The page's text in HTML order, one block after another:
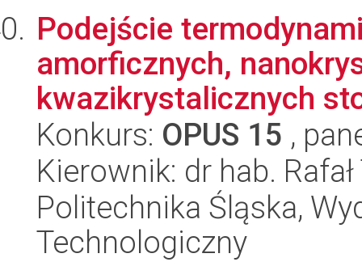
Podejście
amorficznych,
kwazikrystalicznych
Konkurs: OPUS 15 ,
Kierownik: dr hab.
Politechnika Śląska,
Technologiczny